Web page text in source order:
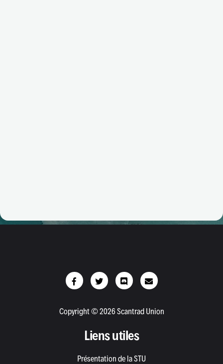
Copyright © 2026 Scantrad Union
Liens utiles
Présentation de la STU